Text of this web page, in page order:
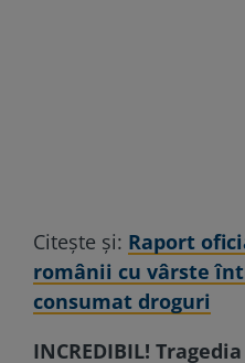
Citește și: Raport
românii cu vârste
consumat droguri
INCREDIBIL!